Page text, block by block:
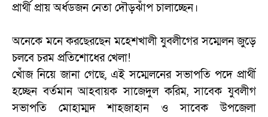
প্রার্থী প্রায় অর্ধডজন নেতা দৌড়ঝাঁপ চালাচ্ছেন।
অনেকে মনে করছেরছেন মহেশখালী যুবলীগের সম্মেলন জুড়ে
চলবে চরম প্রতিশোধের খেলা!
খোঁজ নিয়ে জানা গেছে, এই সম্মেলনের সভাপতি পদে প্রার্থী
হচ্ছেন বর্তমান আহবায়ক সাজেদুল করিম, সাবেক যুবলীগ
সভাপতি মোহাম্মদ শাহজাহান ও সাবেক উপজেলা